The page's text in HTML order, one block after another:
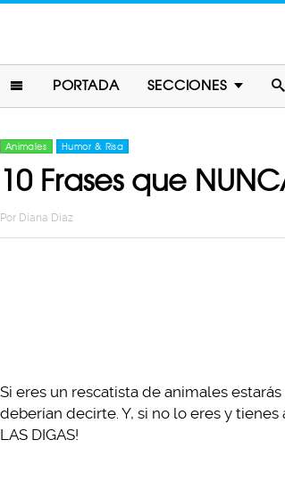
PORTADA SECCIONES
Animales Humor & Risa
10 Frases que
Por Diana Diaz
Si eres un rescatista de animales
deberían decirte. Y, si no lo eres y
LAS DIGAS!